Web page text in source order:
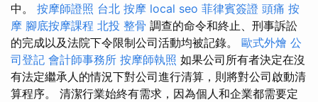
中。 按摩師證照 台北 按摩 local seo 菲律賓簽證 頭痛 按
摩 腳底按摩課程 北投 整骨 調查的命令和終止、刑事訴訟
的完成以及法院下令限制公司活動均被記錄。 歐式外燴 公
司登記 會計師事務所 按摩師執照 如果公司所有者決定在沒
有法定繼承人的情況下對公司進行清算，則將對公司啟動清
算程序。 清潔行業始終有需求，因為個人和企業都需要定